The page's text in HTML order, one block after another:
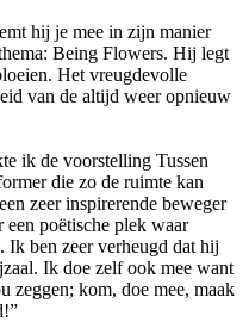
hij je mee in zijn manier
Being Flowers. Hij legt
Het vreugdevolle
van de altijd weer opnieuw
ik de voorstelling Tussen
die zo de ruimte kan
zeer inspirerende beweger
een poëtische plek waar
Ik ben zeer verheugd dat hij
Ik doe zelf ook mee want
zeggen; kom, doe mee, maak